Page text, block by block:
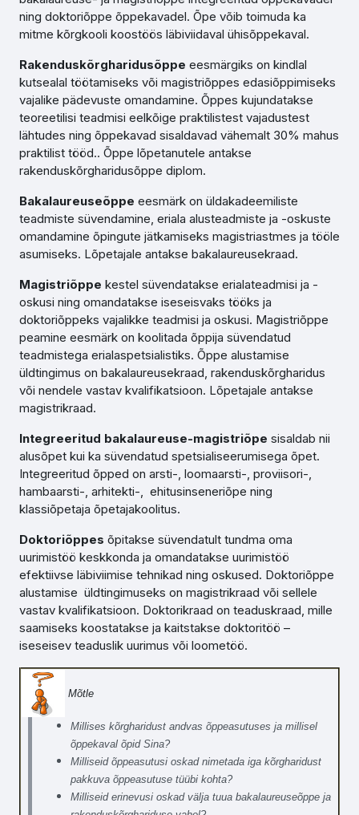
ning doktoriõppe õppekavadel. Õpe võib toimuda ka
mitme kõrgkooli koostöös läbiviidaval ühisõppekaval.
Rakenduskõrgharidusõppe eesmärgiks on kindlal
kutsealal töötamiseks või magistriõppes edasiõppimiseks
vajalike pädevuste omandamine. Õppes kujundatakse
teoreetilisi teadmisi eelkõige praktilistest vajadustest
lähtudes ning õppekavad sisaldavad vähemalt 30% mahus
praktilist tööd.. Õppe lõpetanutele antakse
rakenduskõrgharidusõppe diplom.
Bakalaureuseõppe eesmärk on üldakadeemiliste
teadmiste süvendamine, eriala alusteadmiste ja -oskuste
omandamine õpingute jätkamiseks magistriastmes ja tööle
asumiseks. Lõpetajale antakse bakalaureusekraad.
Magistriõppe kestel süvendatakse erialateadmisi ja -
oskusi ning omandatakse iseseisvaks tööks ja
doktoriõppeks vajalikke teadmisi ja oskusi. Magistriõppe
peamine eesmärk on koolitada õppija süvendatud
teadmistega erialaspetsialistiks. Õppe alustamise
üldtingimus on bakalaureusekraad, rakenduskõrgharidus
või nendele vastav kvalifikatsioon. Lõpetajale antakse
magistrikraad.
Integreeritud bakalaureuse-magistriõpe sisaldab nii
alusõpet kui ka süvendatud spetsialiseerumisega õpet.
Integreeritud õpped on arsti-, loomaarsti-, proviisori-,
hambaarsti-, arhitekti-, ehitusinseneriõpe ning
klassiõpetaja õpetajakoolitus.
Doktoriõppes õpitakse süvendatult tundma oma
uurimistöö keskkonda ja omandatakse uurimistöö
efektiivse läbiviimise tehnikad ning oskused. Doktoriõppe
alustamise üldtingimuseks on magistrikraad või sellele
vastav kvalifikatsioon. Doktorikraad on teaduskraad, mille
saamiseks koostatakse ja kaitstakse doktoritöö –
iseseisev teaduslik uurimus või loometöö.
Mõtle
Millises kõrgharidust andvas õppeasutuses ja millisel
õppekaval õpid Sina?
Milliseid õppeasutusi oskad nimetada iga kõrgharidust
pakkuva õppeasutuse tüübi kohta?
Milliseid erinevusi oskad välja tuua bakalaureuseõppe ja